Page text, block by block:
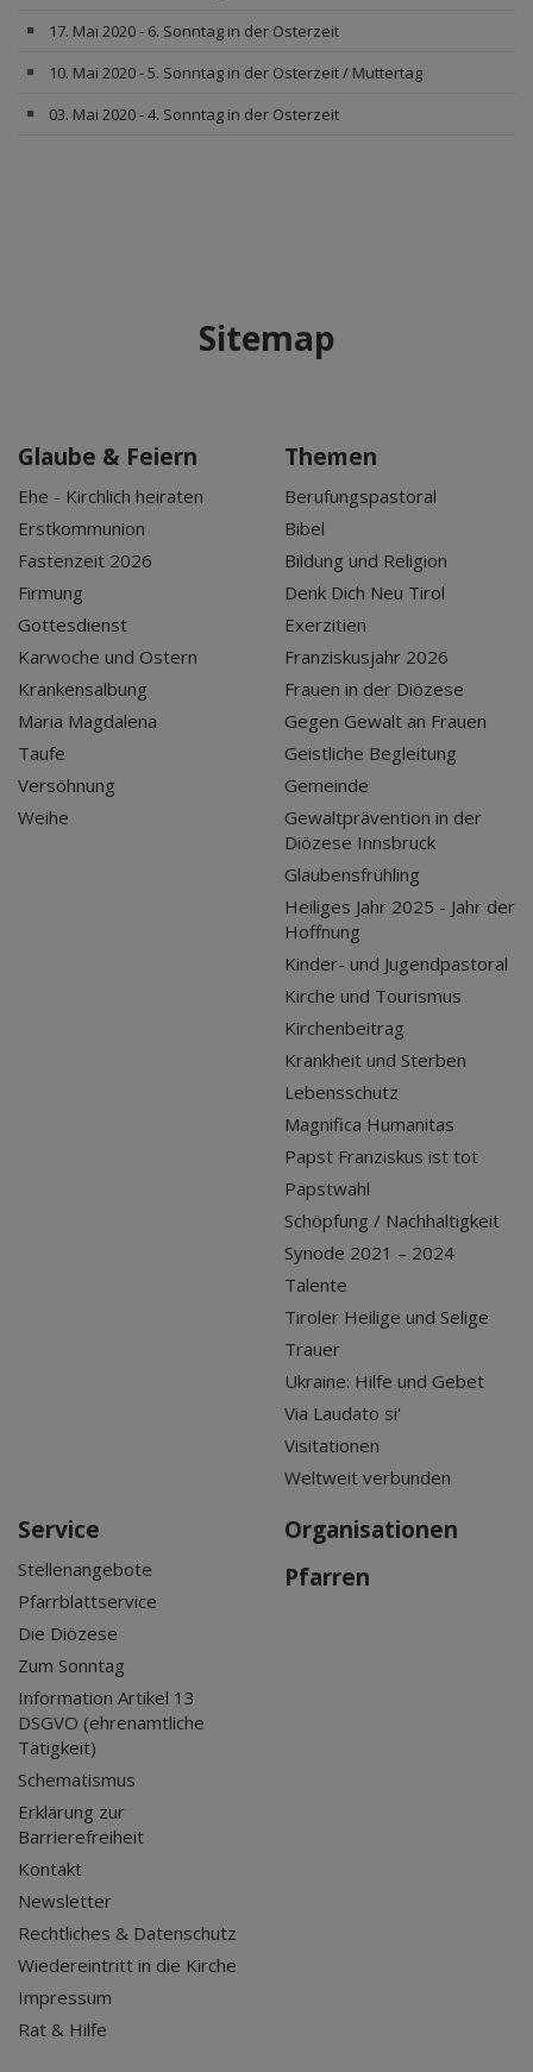
17. Mai 2020 - 6. Sonntag in der Osterzeit
10. Mai 2020 - 5. Sonntag in der Osterzeit / Muttertag
03. Mai 2020 - 4. Sonntag in der Osterzeit
Sitemap
Glaube & Feiern
Ehe - Kirchlich heiraten
Erstkommunion
Fastenzeit 2026
Firmung
Gottesdienst
Karwoche und Ostern
Krankensalbung
Maria Magdalena
Taufe
Versöhnung
Weihe
Themen
Berufungspastoral
Bibel
Bildung und Religion
Denk Dich Neu Tirol
Exerzitien
Franziskusjahr 2026
Frauen in der Diözese
Gegen Gewalt an Frauen
Geistliche Begleitung
Gemeinde
Gewaltprävention in der
Diözese Innsbruck
Glaubensfrühling
Heiliges Jahr 2025 - Jahr der
Hoffnung
Kinder- und Jugendpastoral
Kirche und Tourismus
Kirchenbeitrag
Krankheit und Sterben
Lebensschutz
Magnifica Humanitas
Papst Franziskus ist tot
Papstwahl
Schöpfung / Nachhaltigkeit
Synode 2021 – 2024
Talente
Tiroler Heilige und Selige
Trauer
Ukraine: Hilfe und Gebet
Via Laudato si'
Visitationen
Weltweit verbunden
Service
Stellenangebote
Pfarrblattservice
Die Diözese
Zum Sonntag
Information Artikel 13
DSGVO (ehrenamtliche
Tätigkeit)
Schematismus
Erklärung zur
Barrierefreiheit
Kontakt
Newsletter
Rechtliches & Datenschutz
Wiedereintritt in die Kirche
Impressum
Rat & Hilfe
Organisationen
Pfarren